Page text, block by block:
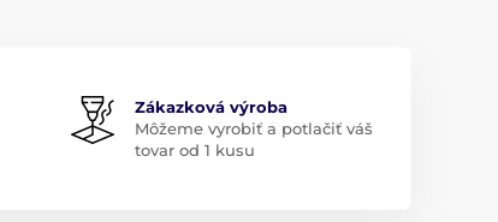
Zákazková výroba
Môžeme vyrobiť a potlačiť váš
tovar od 1 kusu